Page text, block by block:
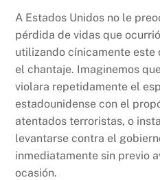
A Estados Unidos no le
pérdida de vidas que
utilizando cínicamente este
el chantaje. Imaginemos
violara repetidamente el
estadounidense con el
atentados terroristas, o
levantarse contra el
inmediatamente sin previo
ocasión.